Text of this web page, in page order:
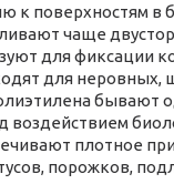
к поверхностям в
чаще
для фиксации
для неровных,
бывают
плотное
порожков,